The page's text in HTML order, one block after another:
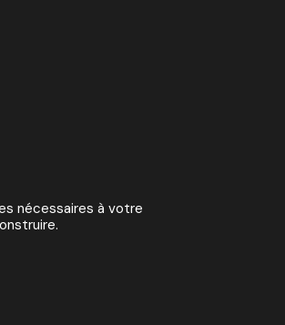
nécessaires à votre